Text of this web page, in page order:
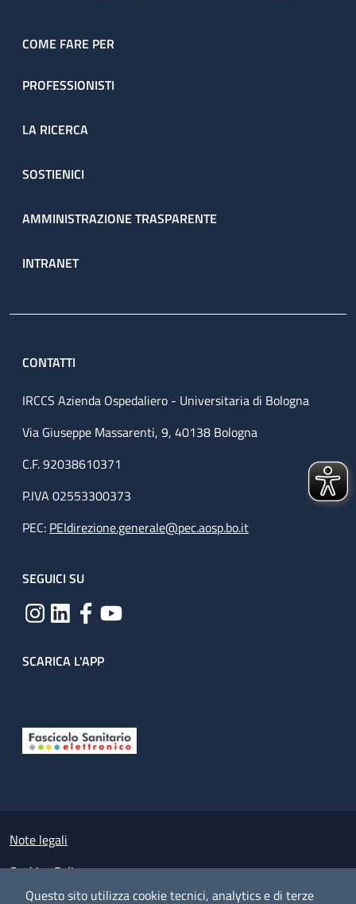
Questo sito utilizza cookie tecnici, analytics e di terze
COME FARE PER
PROFESSIONISTI
LA RICERCA
SOSTIENICI
AMMINISTRAZIONE TRASPARENTE
INTRANET
CONTATTI
IRCCS Azienda Ospedaliero - Universitaria di Bologna
Via Giuseppe Massarenti, 9, 40138 Bologna
C.F. 92038610371
P.IVA 02553300373
PEC: PEIdirezione.generale@pec.aosp.bo.it
SEGUICI SU
SCARICA L'APP
Small prints
Note legali
Cookies Policy